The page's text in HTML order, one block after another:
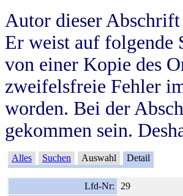
Autor dieser
Er weist auf folgende
von einer Kopie des
zweifelsfreie Fehler
worden. Bei der
gekommen sein.
Alles Suchen Auswahl Detail
Lfd-Nr:
29